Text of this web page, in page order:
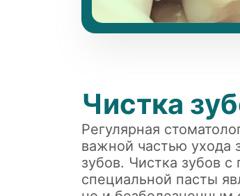
Чистка
Регулярная
важной частью ухода
зубов. Чистка зубов
специальной пасты